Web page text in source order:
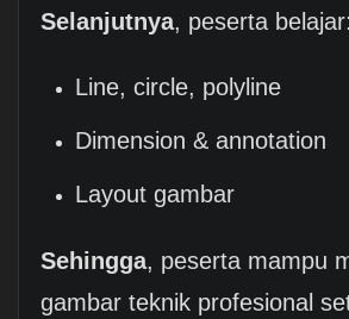
Selanjutnya, peserta belajar:
Line, circle, polyline
Dimension & annotation
Layout gambar
Sehingga, peserta mampu
gambar teknik profesional